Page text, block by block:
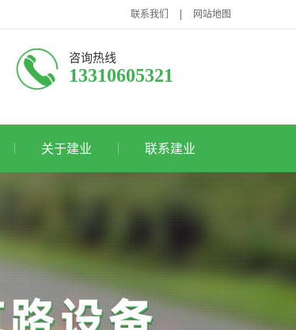
联系我们 | 网站地图
咨询热线
13310605321
关于建业 联系建业